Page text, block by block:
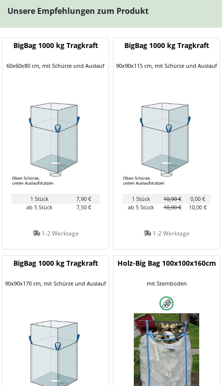
Unsere Empfehlungen zum Produkt
BigBag 1000 kg Tragkraft
60x60x80 cm, mit Schürze und Auslauf
1 Stück
7,90 €
ab 5 Stück
7,50 €
1-2 Werktage
BigBag 1000 kg Tragkraft
90x90x115 cm, mit Schürze und Auslauf
1 Stück 10,90 €
0,00 €
ab 5 Stück
10,00 € 10,00 €
1-2 Werktage
BigBag 1000 kg Tragkraft
90x90x170 cm, mit Schürze und Auslauf
Holz-Big Bag 100x100x160cm
mit Sternboden